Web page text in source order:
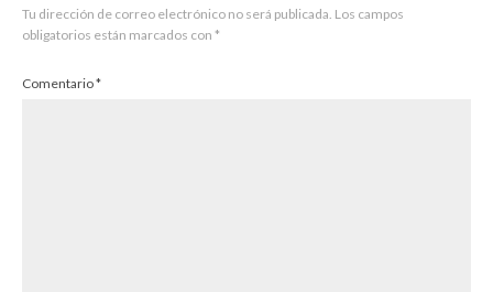
Tu dirección de correo electrónico no será publicada. Los campos
obligatorios están marcados con *
Comentario*